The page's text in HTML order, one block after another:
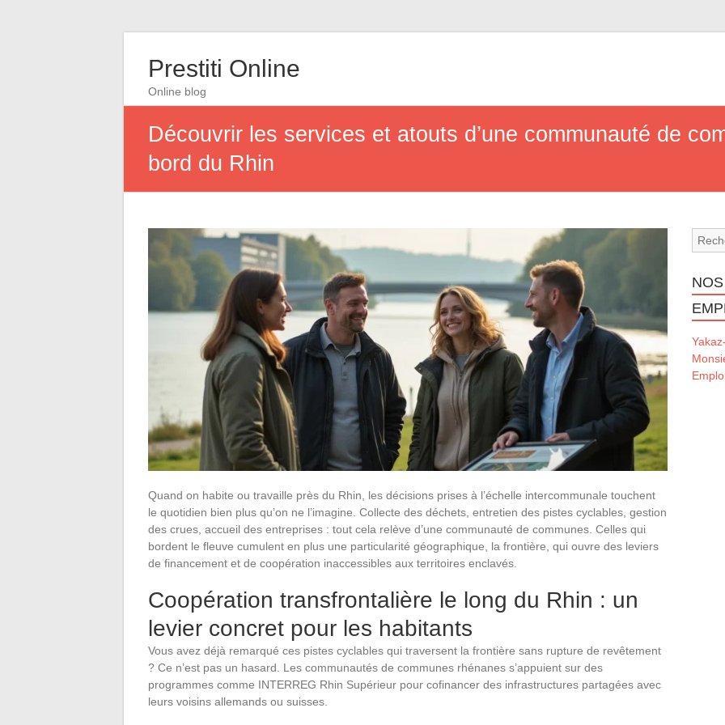
Prestiti Online
Online blog
Découvrir les services et atouts d’une communauté de
bord du Rhin
Quand on habite ou travaille près du Rhin, les décisions prises à l’échelle intercommunale touchent
le quotidien bien plus qu’on ne l’imagine. Collecte des déchets, entretien des pistes cyclables, gestion
des crues, accueil des entreprises : tout cela relève d’une communauté de communes. Celles qui
bordent le fleuve cumulent en plus une particularité géographique, la frontière, qui ouvre des leviers
de financement et de coopération inaccessibles aux territoires enclavés.
Coopération transfrontalière le long du Rhin : un
levier concret pour les habitants
Vous avez déjà remarqué ces pistes cyclables qui traversent la frontière sans rupture de revêtement
? Ce n’est pas un hasard. Les communautés de communes rhénanes s’appuient sur des
programmes comme INTERREG Rhin Supérieur pour cofinancer des infrastructures partagées avec
leurs voisins allemands ou suisses.